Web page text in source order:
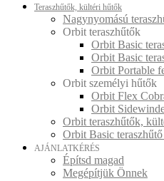
Teraszhűtők, kültéri hűtők
Nagynyomású
Orbit teraszhűtők
Orbit Basic
Orbit Basic
Orbit Portable
Orbit személyi hűtők
Orbit Flex
Orbit
Orbit teraszhűtők,
Orbit Basic
AJÁNLATKÉRÉS
Építsd magad
Megépítjük Önnek